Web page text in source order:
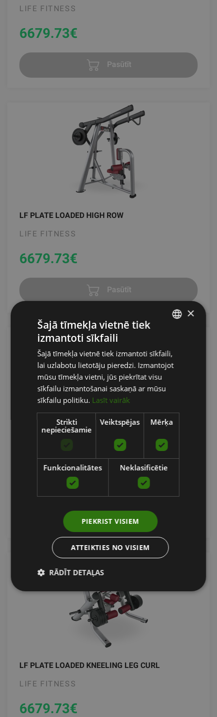
LIFE FITNESS
6679.73€
Pasūtīt
LF PLATE LOADED HIGH ROW
LIFE FITNESS
6679.73€
Pasūtīt
LF PLATE LOADED INCLINE PRESS
LIFE FITNESS
6679.73€
LF PLATE LOADED KNEELING LEG CURL
LIFE FITNESS
6679.73€
ENGLISH
RUSSIAN
×
Šajā tīmekļa vietnē tiek
izmantoti sīkfaili
Šajā tīmekļa vietnē tiek izmantoti sīkfaili,
lai uzlabotu lietotāju pieredzi. Izmantojot
mūsu tīmekļa vietni, jūs piekrītat visu
sīkfailu izmantošanai saskaņā ar mūsu
sīkfailu politiku. Lasīt vairāk
Strikti
nepieciešamie
Veiktspējas Mērķa
Funkcionalitātes Neklasificētie
PIEKRIST VISIEM
ATTEIKTIES NO VISIEM
RĀDĪT DETAĻAS